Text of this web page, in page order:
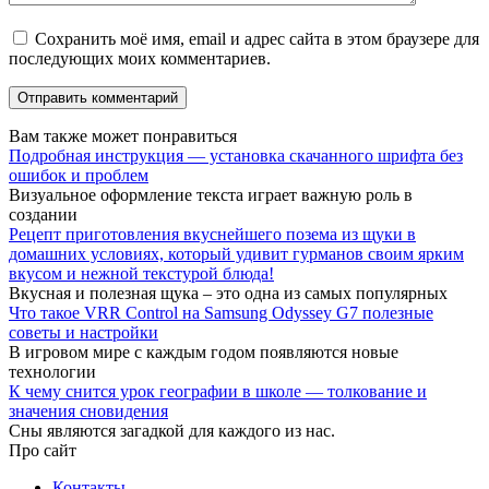
Сохранить моё имя, email и адрес сайта в этом браузере для
последующих моих комментариев.
Вам также может понравиться
Подробная инструкция — установка скачанного шрифта без
ошибок и проблем
Визуальное оформление текста играет важную роль в
создании
Рецепт приготовления вкуснейшего позема из щуки в
домашних условиях, который удивит гурманов своим ярким
вкусом и нежной текстурой блюда!
Вкусная и полезная щука – это одна из самых популярных
Что такое VRR Control на Samsung Odyssey G7 полезные
советы и настройки
В игровом мире с каждым годом появляются новые
технологии
К чему снится урок географии в школе — толкование и
значения сновидения
Сны являются загадкой для каждого из нас.
Про сайт